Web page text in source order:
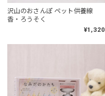
沢山のおさんぽ ペット供養線
香・ろうそく
¥1,320